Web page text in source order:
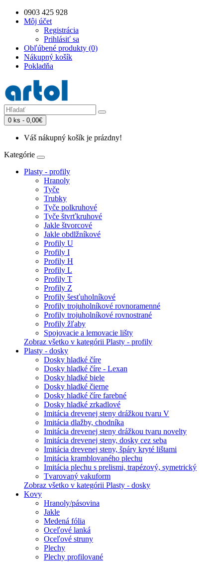
0903 425 928
Môj účet
Registrácia
Prihlásiť sa
Obľúbené produkty (0)
Nákupný košík
Pokladňa
0 ks - 0,00€
Váš nákupný košík je prázdny!
Kategórie
Plasty - profily
Hranoly
Tyče
Trubky
Tyče polkruhové
Tyče štvrťkruhové
Jakle štvorcové
Jakle obdlžníkové
Profily U
Profily I
Profily H
Profily L
Profily T
Profily Z
Profily šesťuholníkové
Profily trojuholníkové rovnoramenné
Profily trojuholníkové rovnostrané
Profily žľaby
Spojovacie a lemovacie lišty
Zobraz všetko v kategórii Plasty - profily
Plasty - dosky
Dosky hladké číre
Dosky hladké číre - Lexan
Dosky hladké biele
Dosky hladké čierne
Dosky hladké číre farebné
Dosky hladké zrkadlové
Imitácia drevenej steny drážkou tvaru V
Imitácia dlažby, chodníka
Imitácia drevenej steny drážkou tvaru novelty
Imitácia drevenej steny, dosky cez seba
Imitácia drevenej steny, špáry kryté lištami
Imitácia kramblovaného plechu
Imitácia plechu s prelismi, trapézový, symetrický
Tvarovaný vakuform
Zobraz všetko v kategórii Plasty - dosky
Kovy
Hranoly/pásovina
Jakle
Medená fólia
Oceľové lanká
Oceľové struny
Plechy
Plechy profilované